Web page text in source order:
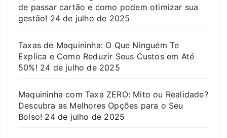
de passar cartão e como podem otimizar sua
gestão! 24 de julho de 2025
Taxas de Maquininha: O Que Ninguém Te
Explica e Como Reduzir Seus Custos em Até
50%! 24 de julho de 2025
Maquininha com Taxa ZERO: Mito ou Realidade?
Descubra as Melhores Opções para o Seu
Bolso! 24 de julho de 2025